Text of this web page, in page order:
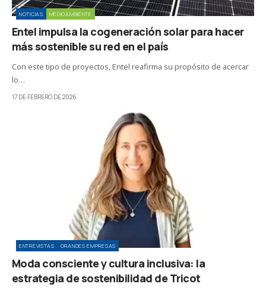
NOTICIAS MEDIOAMBIENTE
Entel impulsa la cogeneración solar para hacer
más sostenible su red en el país
Con este tipo de proyectos, Entel reafirma su propósito de acercar
lo…
17 DE FEBRERO DE 2026
ENTREVISTAS GRANDES EMPRESAS
Moda consciente y cultura inclusiva: la
estrategia de sostenibilidad de Tricot